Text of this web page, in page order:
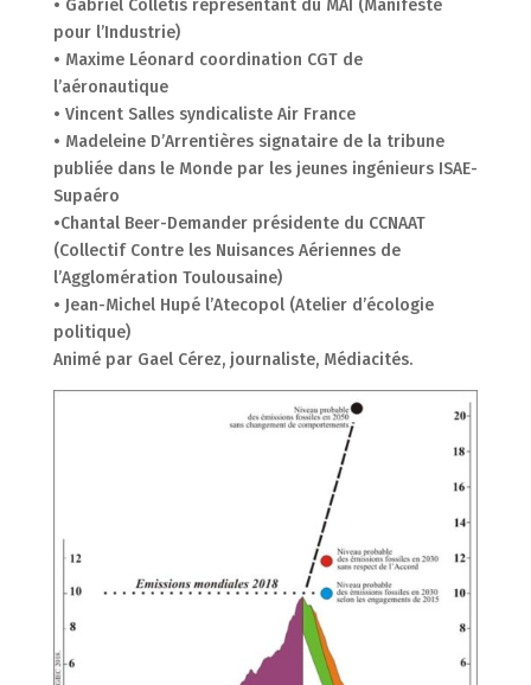
• Gabriel Colletis représentant du MAI (Manifeste
pour l’Industrie)
• Maxime Léonard coordination CGT de
l’aéronautique
• Vincent Salles syndicaliste Air France
• Madeleine D’Arrentières signataire de la tribune
publiée dans le Monde par les jeunes ingénieurs ISAE-
Supaéro
•Chantal Beer-Demander présidente du CCNAAT
(Collectif Contre les Nuisances Aériennes de
l’Agglomération Toulousaine)
• Jean-Michel Hupé l’Atecopol (Atelier d’écologie
politique)
Animé par Gael Cérez, journaliste, Médiacités.